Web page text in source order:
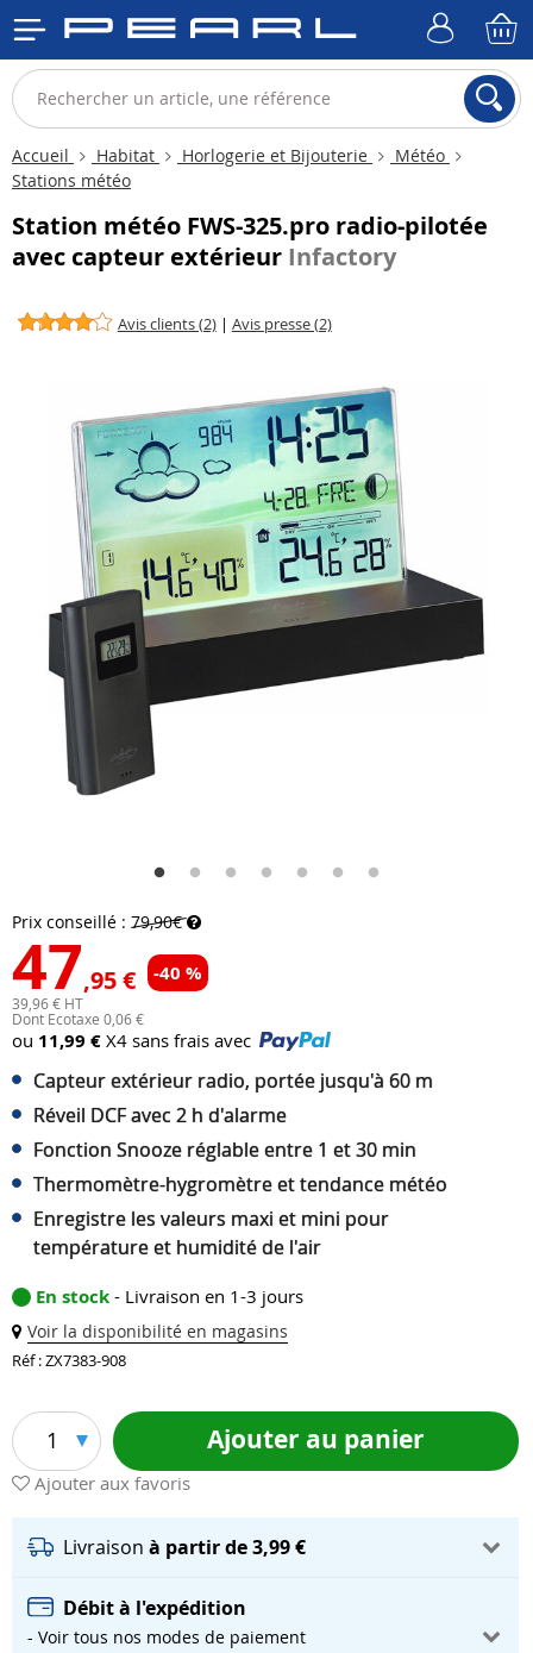
Accueil Habitat Horlogerie et Bijouterie
Météo
Stations météo
Station météo FWS-325.pro radio-pilotée
avec capteur extérieur Infactory
Avis clients (2) | Avis presse (2)
Prix conseillé : 79,90€
47,95 € -40 %
39,96 € HT
Dont Ecotaxe 0,06 €
ou 11,99 € X4 sans frais avec
Capteur extérieur radio, portée jusqu'à 60 m
Réveil DCF avec 2 h d'alarme
Fonction Snooze réglable entre 1 et 30 min
Thermomètre-hygromètre et tendance météo
Enregistre les valeurs maxi et mini pour
température et humidité de l'air
En stock - Livraison en 1-3 jours
Voir la disponibilité en magasins
Réf : ZX7383-908
1 Ajouter au panier
Ajouter aux favoris
Livraison à partir de 3,99 €
Débit à l'expédition
- Voir tous nos modes de paiement